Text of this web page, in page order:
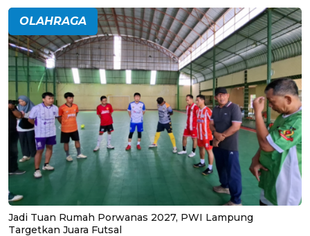
OLAHRAGA
Jadi Tuan Rumah Porwanas 2027, PWI Lampung
Targetkan Juara Futsal